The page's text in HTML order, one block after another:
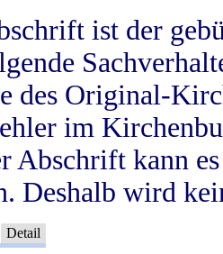
ist der
des Original-
im
Abschrift kann
Deshalb wird
Detail